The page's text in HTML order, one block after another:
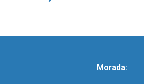
Morada: